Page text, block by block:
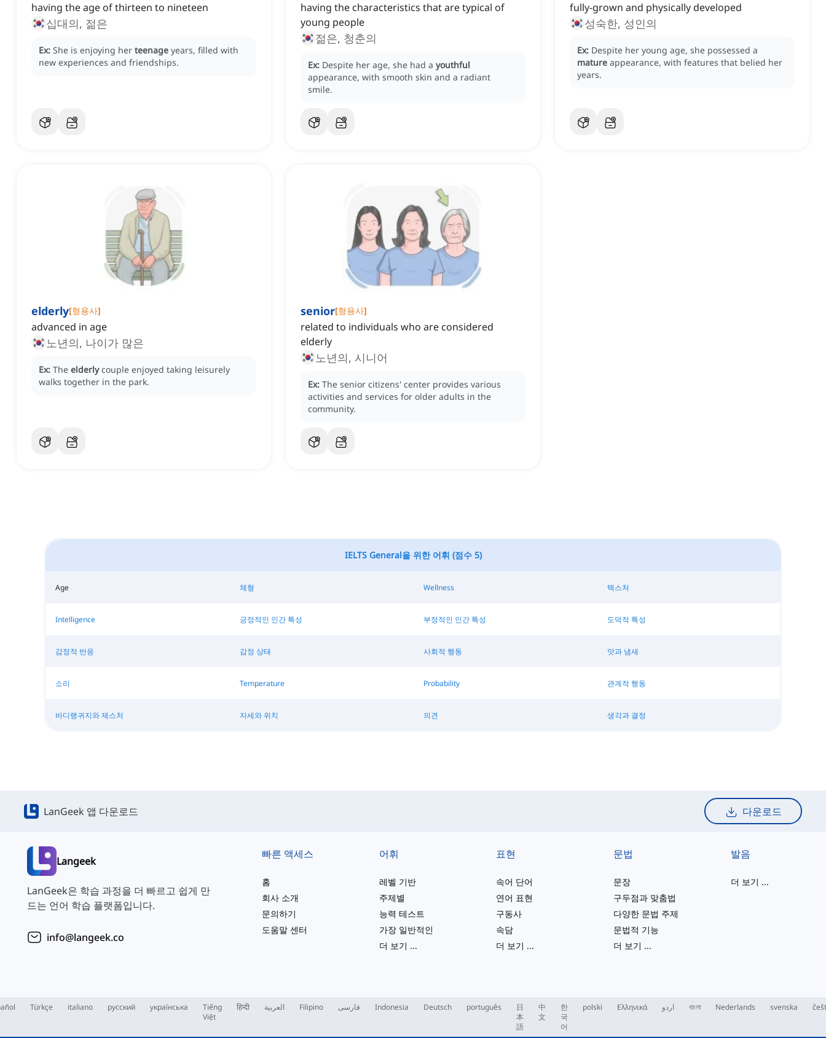
having the age of thirteen to nineteen
십대의, 젊은
Ex: She is enjoying her teenage years, filled with
new experiences and friendships.
having the characteristics that are typical of
young people
젊은, 청춘의
Ex: Despite her age, she had a youthful
appearance, with smooth skin and a radiant
smile.
fully-grown and physically developed
성숙한, 성인의
Ex: Despite her young age, she possessed a
mature appearance, with features that belied her
years.
elderly[형용사]
advanced in age
노년의, 나이가 많은
Ex: The elderly couple enjoyed taking leisurely
walks together in the park.
senior[형용사]
related to individuals who are considered
elderly
노년의, 시니어
Ex: The senior citizens' center provides various
activities and services for older adults in the
community.
IELTS General을 위한 어휘 (점수 5)
Age 체형 Wellness 텍스처
Intelligence 긍정적인 인간 특성 부정적인 인간 특성 도덕적 특성
감정적 반응 감정 상태 사회적 행동 맛과 냄새
소리 Temperature Probability 관계적 행동
바디랭귀지와 제스처 자세와 위치 의견 생각과 결정
LanGeek 앱 다운로드 다운로드
Langeek
LanGeek은 학습 과정을 더 빠르고 쉽게 만
드는 언어 학습 플랫폼입니다.
info@langeek.co
빠른 액세스
홈
회사 소개
문의하기
도움말 센터
어휘
레벨 기반
주제별
능력 테스트
가장 일반적인
더 보기 ...
표현
속어 단어
연어 표현
구동사
속담
더 보기 ...
문법
문장
구두점과 맞춤법
다양한 문법 주제
문법적 기능
더 보기 ...
발음
더 보기 ...
Türkçe italiano русский українська
Tiếng
Việt
हिन्दी العربية Filipino فارسی Indonesia Deutsch português
日
本
語
中
文
한
국
어
polski Ελληνικά اردو বাংলা Nederlands svenska